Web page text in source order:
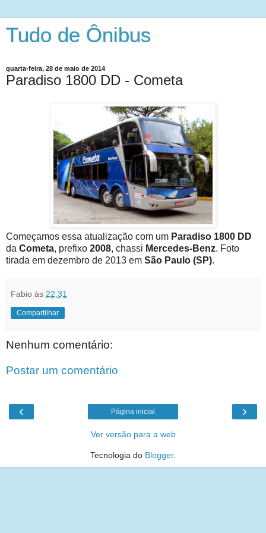
Tudo de Ônibus
quarta-feira, 28 de maio de 2014
Paradiso 1800 DD - Cometa
Começamos essa atualização com um Paradiso 1800 DD
da Cometa, prefixo 2008, chassi Mercedes-Benz. Foto
tirada em dezembro de 2013 em São Paulo (SP).
Fabio às 22:31
Compartilhar
Nenhum comentário:
Postar um comentário
‹ ›
Página inicial
Ver versão para a web
Tecnologia do Blogger.